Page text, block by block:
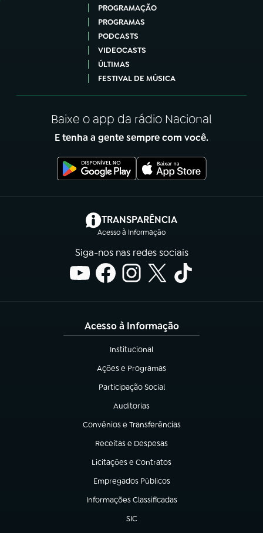
PROGRAMAÇÃO
PROGRAMAS
PODCASTS
VIDEOCASTS
ÚLTIMAS
FESTIVAL DE MÚSICA
Baixe o app da rádio Nacional
E tenha a gente sempre com você.
TRANSPARÊNCIA
Acesso à Informação
(abre em nova aba)
Siga-nos nas redes sociais
Acesso à Informação
Institucional
(abre em nova aba)
Ações e Programas
(abre em nova aba)
Participação Social
(abre em nova aba)
Auditorias
(abre em nova aba)
Convênios e Transferências
(abre em nova aba)
Receitas e Despesas
(abre em nova aba)
Licitações e Contratos
(abre em nova aba)
Empregados Públicos
(abre em nova aba)
Informações Classificadas
(abre em nova aba)
SIC
(abre em nova aba)